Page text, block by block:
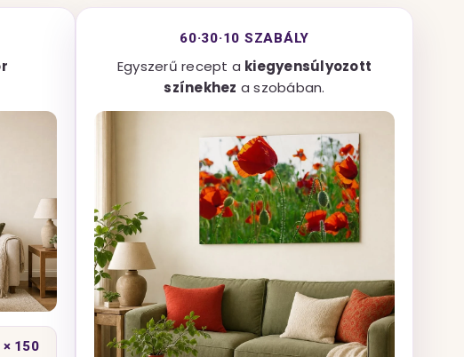
× 150
60·30·10 SZABÁLY
Egyszerű recept a kiegyensúlyozott
színekhez a szobában.